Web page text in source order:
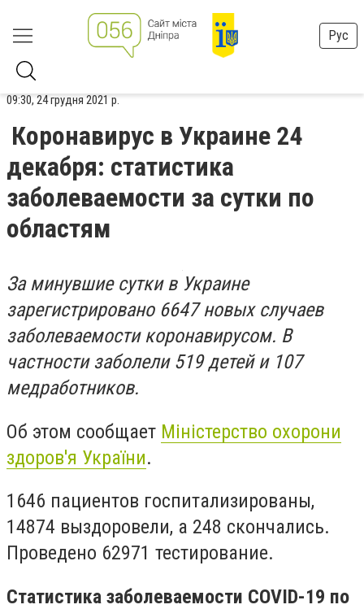
Рус
09:30, 24 грудня 2021 р.
Коронавирус в Украине 24
декабря: статистика
заболеваемости за сутки по
областям
За минувшие сутки в Украине
зарегистрировано 6647 новых случаев
заболеваемости коронавирусом. В
частности заболели 519 детей и 107
медработников.
Об этом сообщает Міністерство охорони
здоров'я України.
1646 пациентов госпитализированы,
14874 выздоровели, а 248 скончались.
Проведено 62971 тестирование.
Статистика заболеваемости COVID-19 по